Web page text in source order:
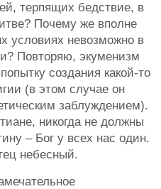
терпящих бедствие, в
Почему же вполне
условиях невозможно в
Повторяю, экуменизм
создания какой-то
(в этом случае он
заблуждением).
никогда не должны
– Бог у всех нас один.
небесный.